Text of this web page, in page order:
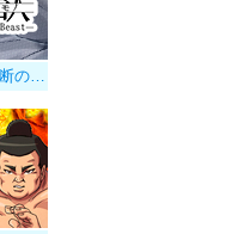
愛の獣よ、神の掟に背いて禁断の果実を貪れ